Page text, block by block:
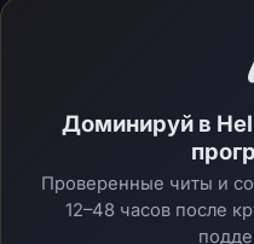
Доминируй в
Проверенные читы и
12–48 часов после